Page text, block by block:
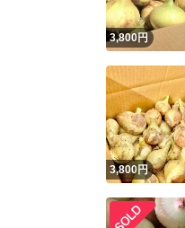
3,800円
3,800円